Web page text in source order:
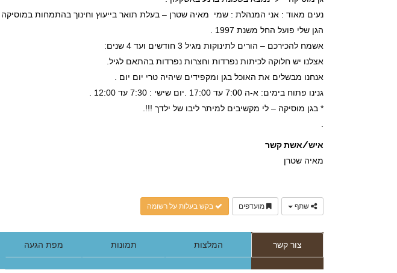
נעים מאוד : אני המנהלת : שמי מאיה שטרן – בעלת תואר בייעוץ וחינוך בהתמחות במוסיקה .
הגן שלי פועל החל משנת 1997 .
אשמח להכירכם – הורים לתינוקות מגיל 3 חודשים ועד 4 שנים:
אצלנו יש חלוקה לכיתות נפרדות וחצרות נפרדות בהתאם לגיל.
אנחנו מבשלים את האוכל בגן ומקפידים שיהיה טרי יום יום .
גנינו פתוח בימים: א-ה 7:00 עד 17:00 .יום שישי : 7:30 עד 12:00 .
* בגן מוסיקה – לי מקשיבים למיתר ליבו של ילדך !!!.
איש/אשת קשר
מאיה שטרן
שתף מועדפים בקש בעלות על רשומה
צור קשר המלצות תמונות מפת הגעה